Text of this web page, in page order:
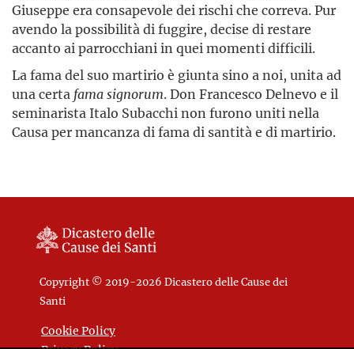
Giuseppe era consapevole dei rischi che correva. Pur
avendo la possibilità di fuggire, decise di restare
accanto ai parrocchiani in quei momenti difficili.
La fama del suo martirio è giunta sino a noi, unita ad
una certa fama signorum. Don Francesco Delnevo e il
seminarista Italo Subacchi non furono uniti nella
Causa per mancanza di fama di santità e di martirio.
Copyright © 2019-2026 Dicastero delle Cause dei
Santi
Cookie Policy